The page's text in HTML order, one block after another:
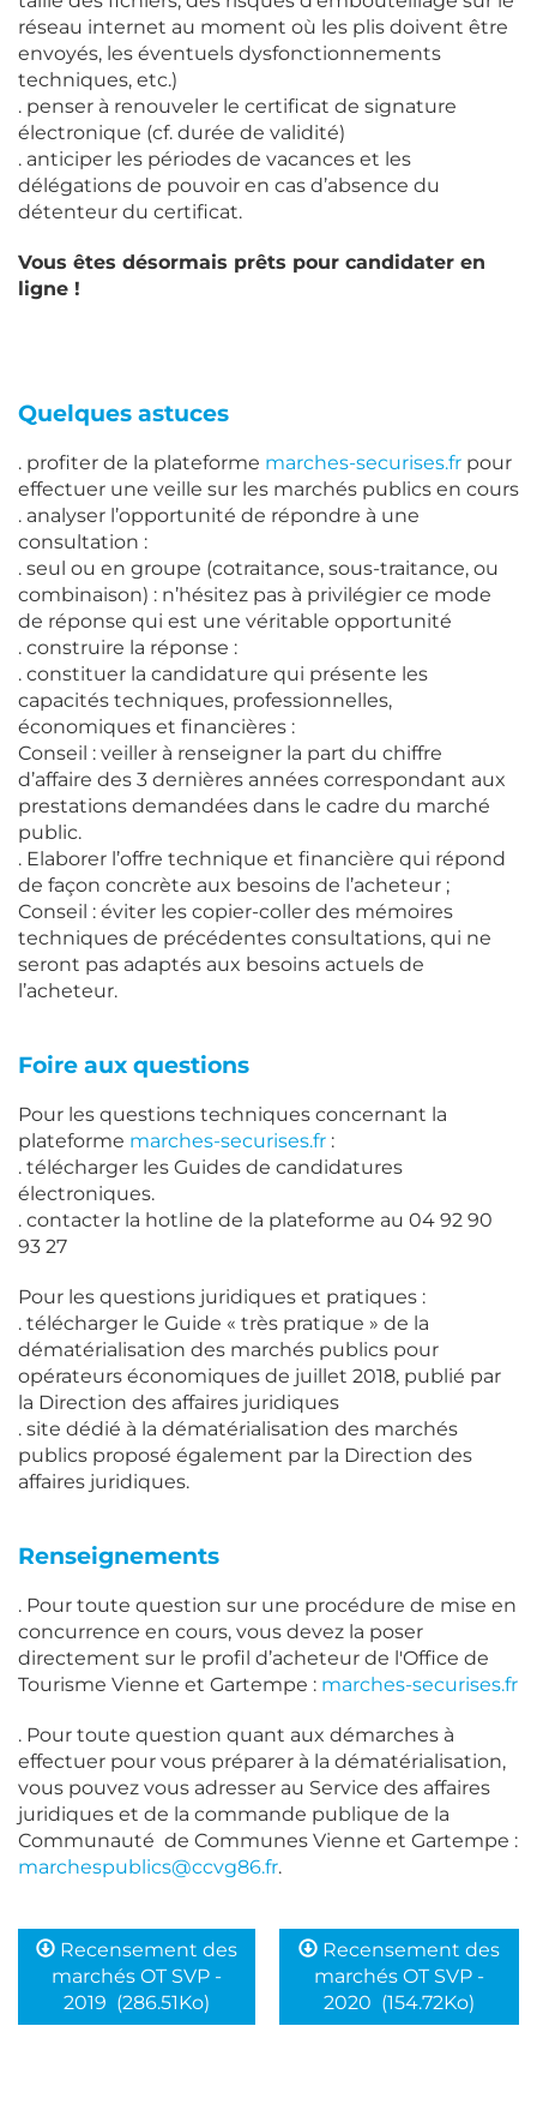
réseau internet au moment où les plis doivent être
envoyés, les éventuels dysfonctionnements
techniques, etc.)
. penser à renouveler le certificat de signature
électronique (cf. durée de validité)
. anticiper les périodes de vacances et les
délégations de pouvoir en cas d’absence du
détenteur du certificat.
Vous êtes désormais prêts pour candidater en
ligne !
Quelques astuces
. profiter de la plateforme marches-securises.fr pour
effectuer une veille sur les marchés publics en cours
. analyser l’opportunité de répondre à une
consultation :
. seul ou en groupe (cotraitance, sous-traitance, ou
combinaison) : n’hésitez pas à privilégier ce mode
de réponse qui est une véritable opportunité
. construire la réponse :
. constituer la candidature qui présente les
capacités techniques, professionnelles,
économiques et financières :
Conseil : veiller à renseigner la part du chiffre
d’affaire des 3 dernières années correspondant aux
prestations demandées dans le cadre du marché
public.
. Elaborer l’offre technique et financière qui répond
de façon concrète aux besoins de l’acheteur ;
Conseil : éviter les copier-coller des mémoires
techniques de précédentes consultations, qui ne
seront pas adaptés aux besoins actuels de
l’acheteur.
Foire aux questions
Pour les questions techniques concernant la
plateforme marches-securises.fr :
. télécharger les Guides de candidatures
électroniques.
. contacter la hotline de la plateforme au 04 92 90
93 27
Pour les questions juridiques et pratiques :
. télécharger le Guide « très pratique » de la
dématérialisation des marchés publics pour
opérateurs économiques de juillet 2018, publié par
la Direction des affaires juridiques
. site dédié à la dématérialisation des marchés
publics proposé également par la Direction des
affaires juridiques.
Renseignements
. Pour toute question sur une procédure de mise en
concurrence en cours, vous devez la poser
directement sur le profil d’acheteur de l'Office de
Tourisme Vienne et Gartempe : marches-securises.fr
. Pour toute question quant aux démarches à
effectuer pour vous préparer à la dématérialisation,
vous pouvez vous adresser au Service des affaires
juridiques et de la commande publique de la
Communauté de Communes Vienne et Gartempe :
marchespublics@ccvg86.fr.
Recensement des
marchés OT SVP -
2019 (286.51Ko)
Recensement des
marchés OT SVP -
2020 (154.72Ko)